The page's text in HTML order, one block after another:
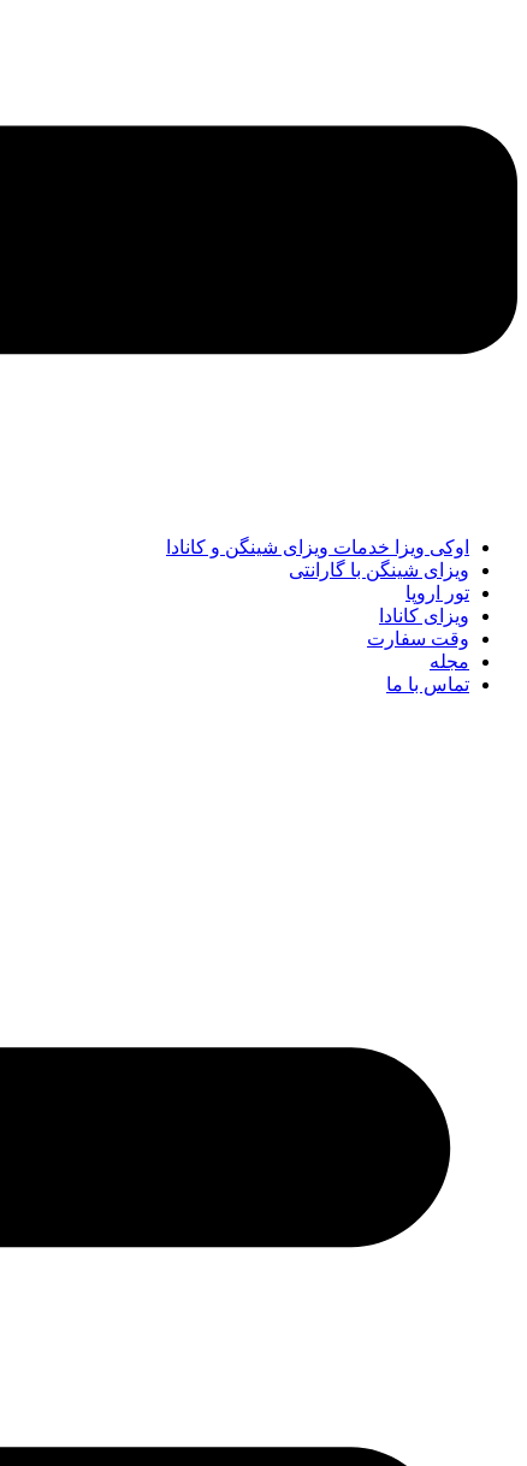
اوکی ویزا خدمات ویزای شینگن و کانادا
ویزای شینگن با گارانتی
تور اروپا
ویزای کانادا
وقت سفارت
مجله
تماس با ما